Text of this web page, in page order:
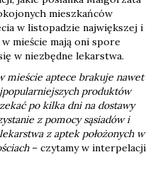
mieszkańców
w listopadzie największej i
mieście mają oni spore
w niezbędne lekarstwa.
mieście aptece brakuje nawet
produktów
po kilka dni na dostawy
z pomocy sąsiadów i
z aptek położonych w
– czytamy w interpelacji